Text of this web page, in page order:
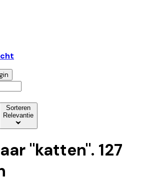
Sorteren
Relevantie
"katten". 127